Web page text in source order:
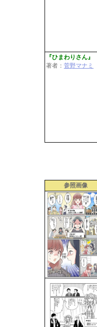
『ひまわりさん』
著者： 菅野マナミ
参照画像